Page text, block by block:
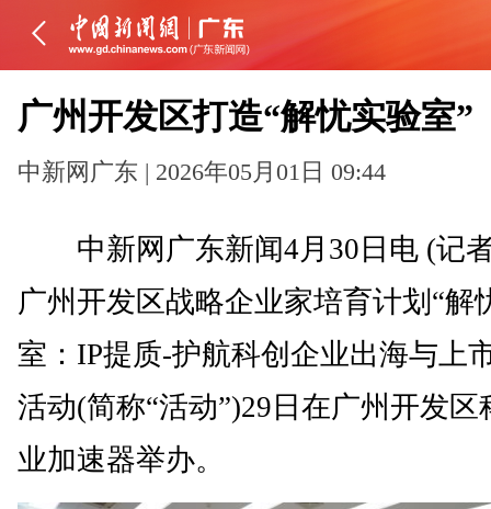
广州开发区打造“解忧实验室”
中新网广东 | 2026年05月01日 09:44
中新网广东新闻4月30日电 (记
广州开发区战略企业家培育计划“解
室：IP提质-护航科创企业出海与上
活动(简称“活动”)29日在广州开发区
业加速器举办。